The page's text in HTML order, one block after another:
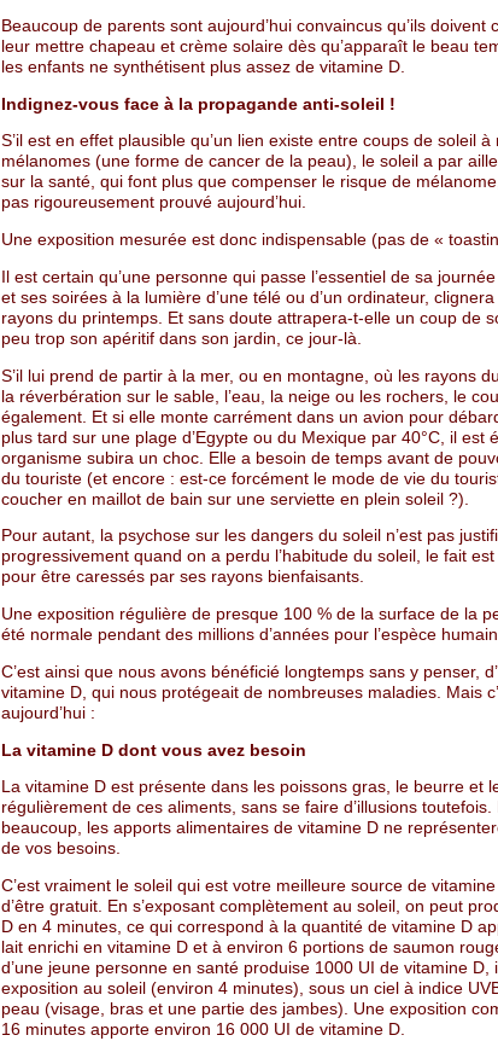
Beaucoup de parents sont aujourd’hui convaincus qu’ils doivent
leur mettre chapeau et crème solaire dès qu’apparaît le beau
les enfants ne synthétisent plus assez de vitamine D.
Indignez-vous face à la propagande anti-soleil !
S’il est en effet plausible qu’un lien existe entre coups de soleil
mélanomes (une forme de cancer de la peau), le soleil a par
sur la santé, qui font plus que compenser le risque de
pas rigoureusement prouvé aujourd’hui.
Une exposition mesurée est donc indispensable (pas de «
Il est certain qu’une personne qui passe l’essentiel de sa
et ses soirées à la lumière d’une télé ou d’un ordinateur,
rayons du printemps. Et sans doute attrapera-t-elle un coup de
peu trop son apéritif dans son jardin, ce jour-là.
S’il lui prend de partir à la mer, ou en montagne, où les rayons
la réverbération sur le sable, l’eau, la neige ou les rochers, le
également. Et si elle monte carrément dans un avion pour
plus tard sur une plage d’Egypte ou du Mexique par 40°C, il est
organisme subira un choc. Elle a besoin de temps avant de
du touriste (et encore : est-ce forcément le mode de vie du
coucher en maillot de bain sur une serviette en plein soleil ?).
Pour autant, la psychose sur les dangers du soleil n’est pas
progressivement quand on a perdu l’habitude du soleil, le fait
pour être caressés par ses rayons bienfaisants.
Une exposition régulière de presque 100 % de la surface de la
été normale pendant des millions d’années pour l’espèce
C’est ainsi que nous avons bénéficié longtemps sans y penser,
vitamine D, qui nous protégeait de nombreuses maladies. Mais
aujourd’hui :
La vitamine D dont vous avez besoin
La vitamine D est présente dans les poissons gras, le beurre et
régulièrement de ces aliments, sans se faire d’illusions
beaucoup, les apports alimentaires de vitamine D ne
de vos besoins.
C’est vraiment le soleil qui est votre meilleure source de
d’être gratuit. En s’exposant complètement au soleil, on peut
D en 4 minutes, ce qui correspond à la quantité de vitamine D
lait enrichi en vitamine D et à environ 6 portions de saumon
d’une jeune personne en santé produise 1000 UI de vitamine D,
exposition au soleil (environ 4 minutes), sous un ciel à indice
peau (visage, bras et une partie des jambes). Une exposition
16 minutes apporte environ 16 000 UI de vitamine D.